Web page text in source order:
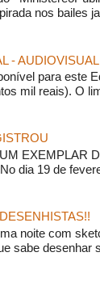
nos bailes
- AUDIOVISUAL
para este
mil reais). O
EXEMPLAR
dia 19 de
noite com
sabe desenhar